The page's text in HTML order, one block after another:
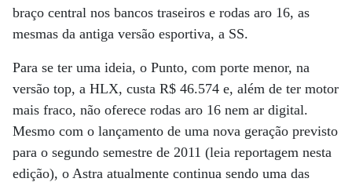
braço central nos bancos traseiros e rodas aro 16, as
mesmas da antiga versão esportiva, a SS.
Para se ter uma ideia, o Punto, com porte menor, na
versão top, a HLX, custa R$ 46.574 e, além de ter motor
mais fraco, não oferece rodas aro 16 nem ar digital.
Mesmo com o lançamento de uma nova geração previsto
para o segundo semestre de 2011 (leia reportagem nesta
edição), o Astra atualmente continua sendo uma das